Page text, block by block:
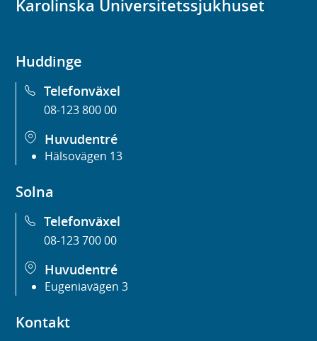
Karolinska Universitetssjukhuset
Huddinge
Telefonväxel
08-123 800 00
Huvudentré
Hälsovägen 13
Solna
Telefonväxel
08-123 700 00
Huvudentré
Eugeniavägen 3
Kontakt